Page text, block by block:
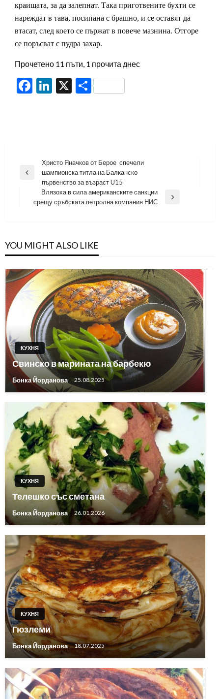
краищата, за да залепнат. Така приготвените бухти се
нареждат в тава, посипана с брашно, и се оставят да
втасат, след което се пържат в повече мазнина. Отгоре
се поръсват с пудра захар.
Прочетено 11 пъти, 1 прочита днес
Facebook
LinkedIn
X Share
Навигация
Previous
Христо Яначков от Берое спечели
шампионска титла на Балканско
първенство за възраст U15
Next
Влязоха в сила американските санкции
срещу сръбската петролна компания НИС
YOU MIGHT ALSO LIKE
КУХНЯ
Свинско в марината на барбекю
Бонка Йорданова 25.08.2025
КУХНЯ
Телешко със сметана
Бонка Йорданова 26.01.2026
КУХНЯ
Гюзлеми
Бонка Йорданова 18.07.2025